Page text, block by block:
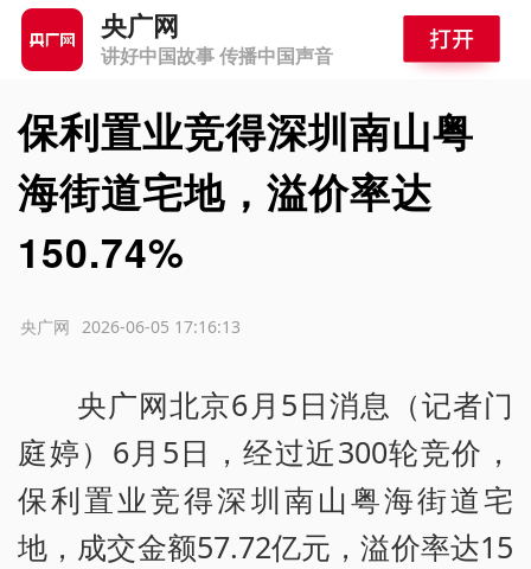
央广网
讲好中国故事 传播中国声音
保利置业竞得深圳南山粤
海街道宅地，溢价率达
150.74%
2026-06-05 17:16:13
央广网
央广网北京6月5日消息（记者门
庭婷）6月5日，经过近300轮竞价，
保利置业竞得深圳南山粤海街道宅
地，成交金额57.72亿元，溢价率达15